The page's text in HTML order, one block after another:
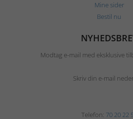
Mine sider
Bestil nu
Modtag e-mail med eksklusive
Skriv din e-mail
Telefon: 70 20 22